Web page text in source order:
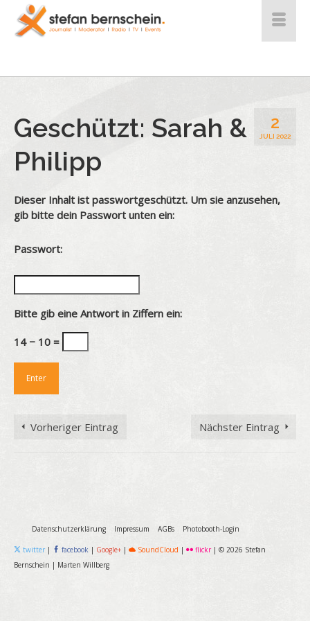
2
JULI 2022
Geschützt: Sarah &
Philipp
Dieser Inhalt ist passwortgeschützt. Um sie anzusehen,
gib bitte dein Passwort unten ein:
Passwort:
Bitte gib eine Antwort in Ziffern ein:
14 − 10 =
Vorheriger Eintrag Nächster Eintrag
Datenschutzerklärung Impressum AGBs Photobooth-Login
twitter | facebook | Google+ | SoundCloud | flickr| © 2026 Stefan
Bernschein | Marten Willberg